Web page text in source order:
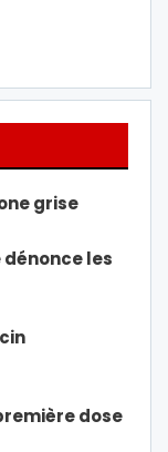
grise
dénonce les
dose